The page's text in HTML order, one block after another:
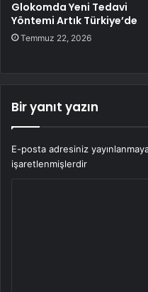
Glokomda Yeni Tedavi
Yöntemi Artık Türkiye’de
Temmuz 22, 2026
Bir yanıt yazın
E-posta adresiniz
işaretlenmişlerdir